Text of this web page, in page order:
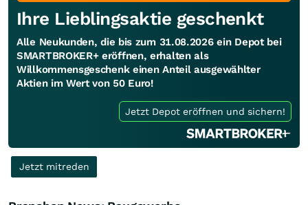
Ihre Lieblingsaktie geschenkt
Alle Neukunden, die bis zum 31.08.2026 ein Depot bei
SMARTBROKER+ eröffnen, erhalten als
Willkommensgeschenk einen Anteil ausgewählter
Aktien im Wert von 50 Euro!
Jetzt Depot eröffnen und sichern!
Jetzt mitreden